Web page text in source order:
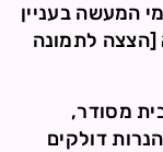
המעשה בעניין
[הצצה לתמונה
מסודר,
דולקים